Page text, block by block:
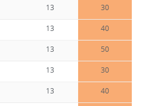
13 30
13 40
13 50
13 30
13 40